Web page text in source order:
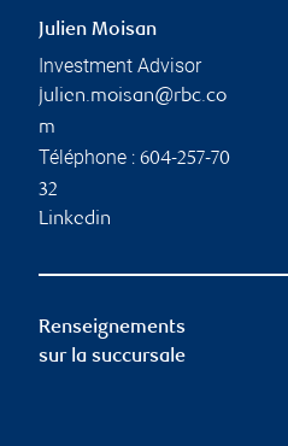
Julien Moisan
Investment Advisor
julien.moisan@rbc.co
m
Téléphone : 604-257-70
32
Linkedin
Renseignements
sur la succursale